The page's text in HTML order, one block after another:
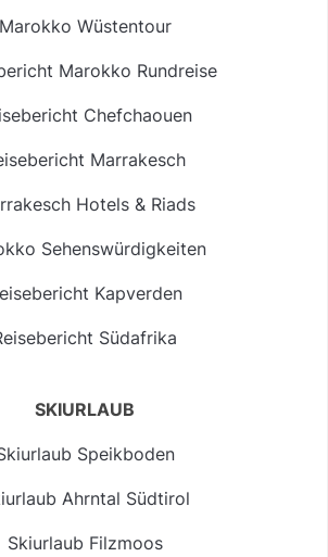
Marokko Wüstentour
Marokko Rundreise
Chefchaouen
Marrakesch
Hotels & Riads
Sehenswürdigkeiten
Kapverden
Südafrika
SKIURLAUB
Speikboden
Ahrntal Südtirol
Skiurlaub Filzmoos